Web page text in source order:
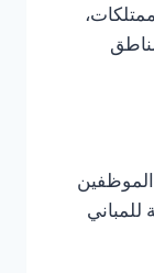
الموظفين
للمباني